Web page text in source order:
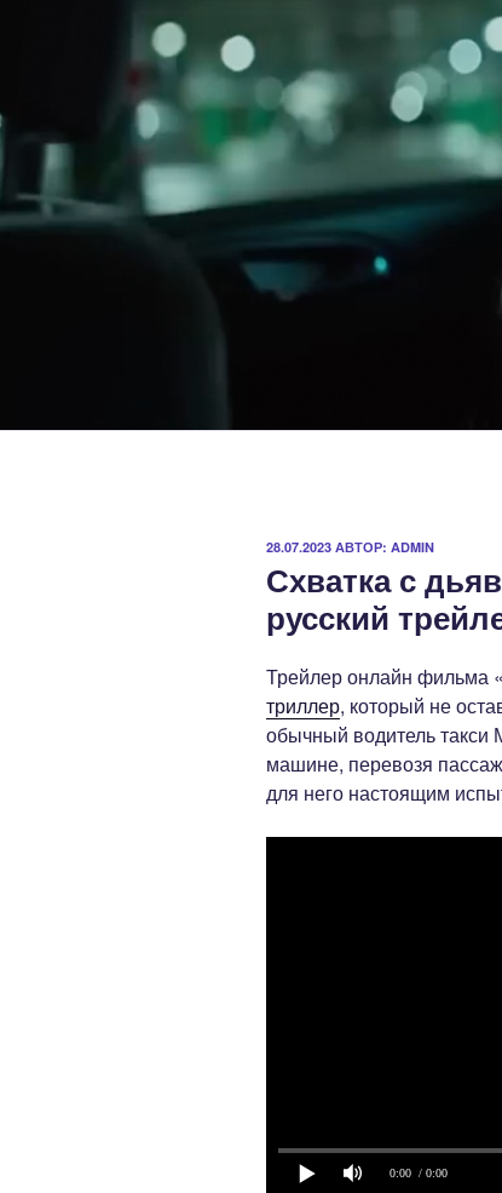
ОПУБЛИКОВАНО
28.07.2023 АВТОР: ADMIN
Схватка с
русский
Трейлер онлайн фильма
триллер, который не
обычный водитель такси
машине, перевозя
для него настоящим
0:00 / 0:00